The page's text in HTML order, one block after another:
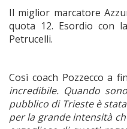
Il miglior marcatore
quota 12. Esordio con
Petrucelli.
Così coach Pozzecco a
incredibile. Quando
pubblico di Trieste è
per la grande intensità